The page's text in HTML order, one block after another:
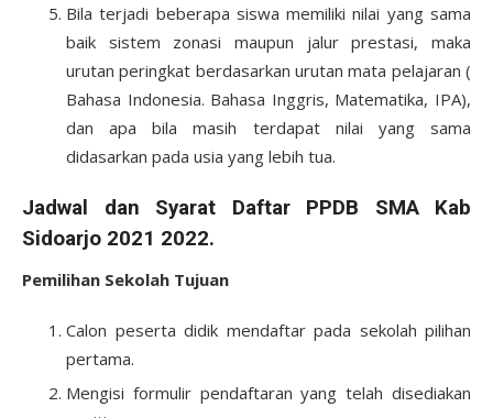
Bila terjadi beberapa siswa memiliki nilai yang sama
baik sistem zonasi maupun jalur prestasi, maka
urutan peringkat berdasarkan urutan mata pelajaran (
Bahasa Indonesia. Bahasa Inggris, Matematika, IPA),
dan apa bila masih terdapat nilai yang sama
didasarkan pada usia yang lebih tua.
Jadwal dan Syarat Daftar PPDB SMA Kab
Sidoarjo 2021 2022.
Pemilihan Sekolah Tujuan
Calon peserta didik mendaftar pada sekolah pilihan
pertama.
Mengisi formulir pendaftaran yang telah disediakan